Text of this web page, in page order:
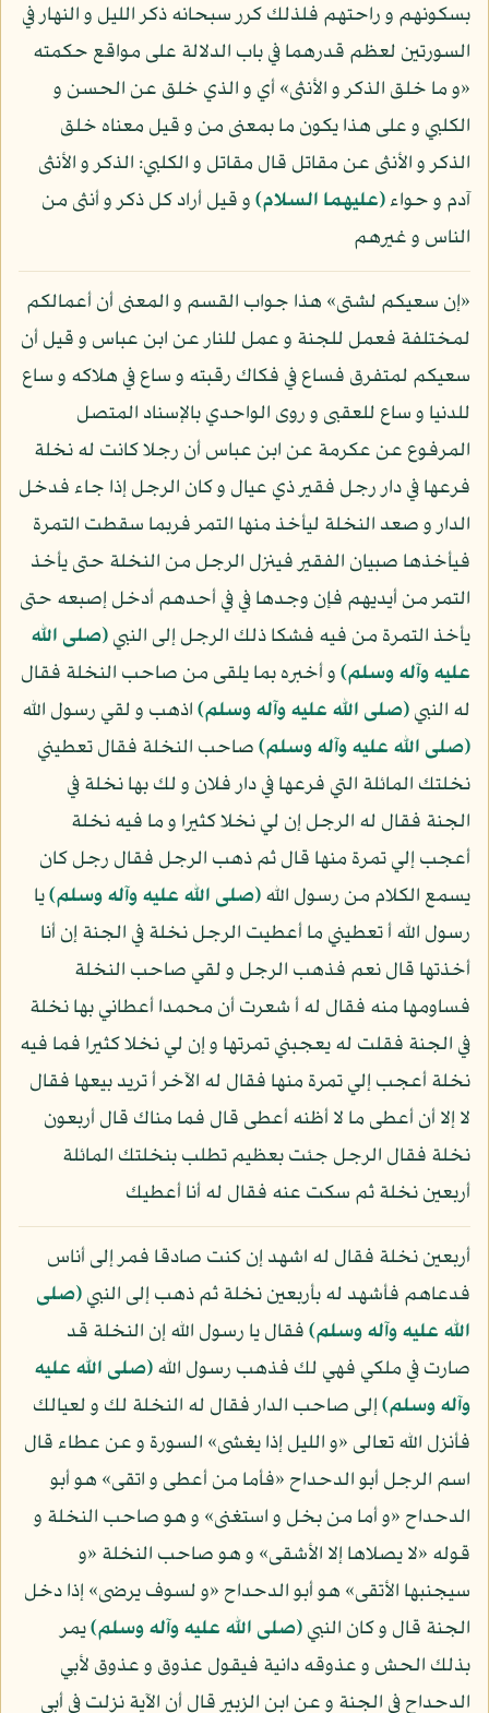
بسكونهم و راحتهم فلذلك كرر سبحانه ذكر الليل و النهار في
السورتين لعظم قدرهما في باب الدلالة على مواقع حكمته
«و ما خلق الذكر و الأنثى» أي و الذي خلق عن الحسن و
الكلبي و على هذا يكون ما بمعنى من و قيل معناه خلق
الذكر و الأنثى عن مقاتل قال مقاتل و الكلبي: الذكر و الأنثى
آدم و حواء(عليهما السلام)و قيل أراد كل ذكر و أنثى من
الناس و غيرهم
«إن سعيكم لشتى» هذا جواب القسم و المعنى أن أعمالكم
لمختلفة فعمل للجنة و عمل للنار عن ابن عباس و قيل أن
سعيكم لمتفرق فساع في فكاك رقبته و ساع في هلاكه و ساع
للدنيا و ساع للعقبى و روى الواحدي بالإسناد المتصل
المرفوع عن عكرمة عن ابن عباس أن رجلا كانت له نخلة
فرعها في دار رجل فقير ذي عيال و كان الرجل إذا جاء فدخل
الدار و صعد النخلة ليأخذ منها التمر فربما سقطت التمرة
فيأخذها صبيان الفقير فينزل الرجل من النخلة حتى يأخذ
التمر من أيديهم فإن وجدها في في أحدهم أدخل إصبعه حتى
يأخذ التمرة من فيه فشكا ذلك الرجل إلى النبي(صلى الله
عليه وآله وسلم)و أخبره بما يلقى من صاحب النخلة فقال
له النبي(صلى الله عليه وآله وسلم)اذهب و لقي رسول الله
(صلى الله عليه وآله وسلم)صاحب النخلة فقال تعطيني
نخلتك المائلة التي فرعها في دار فلان و لك بها نخلة في
الجنة فقال له الرجل إن لي نخلا كثيرا و ما فيه نخلة
أعجب إلي تمرة منها قال ثم ذهب الرجل فقال رجل كان
يسمع الكلام من رسول الله(صلى الله عليه وآله وسلم)يا
رسول الله أ تعطيني ما أعطيت الرجل نخلة في الجنة إن أنا
أخذتها قال نعم فذهب الرجل و لقي صاحب النخلة
فساومها منه فقال له أ شعرت أن محمدا أعطاني بها نخلة
في الجنة فقلت له يعجبني تمرتها و إن لي نخلا كثيرا فما فيه
نخلة أعجب إلي تمرة منها فقال له الآخر أ تريد بيعها فقال
لا إلا أن أعطى ما لا أظنه أعطى قال فما مناك قال أربعون
نخلة فقال الرجل جئت بعظيم تطلب بنخلتك المائلة
أربعين نخلة ثم سكت عنه فقال له أنا أعطيك
أربعين نخلة فقال له اشهد إن كنت صادقا فمر إلى أناس
فدعاهم فأشهد له بأربعين نخلة ثم ذهب إلى النبي(صلى
الله عليه وآله وسلم)فقال يا رسول الله إن النخلة قد
صارت في ملكي فهي لك فذهب رسول الله(صلى الله عليه
وآله وسلم)إلى صاحب الدار فقال له النخلة لك و لعيالك
فأنزل الله تعالى «و الليل إذا يغشى» السورة و عن عطاء قال
اسم الرجل أبو الدحداح «فأما من أعطى و اتقى» هو أبو
الدحداح «و أما من بخل و استغنى» و هو صاحب النخلة و
قوله «لا يصلاها إلا الأشقى» و هو صاحب النخلة «و
سيجنبها الأتقى» هو أبو الدحداح «و لسوف يرضى» إذا دخل
الجنة قال و كان النبي(صلى الله عليه وآله وسلم)يمر
بذلك الحش و عذوقه دانية فيقول عذوق و عذوق لأبي
الدحداح في الجنة و عن ابن الزبير قال أن الآية نزلت في أبي